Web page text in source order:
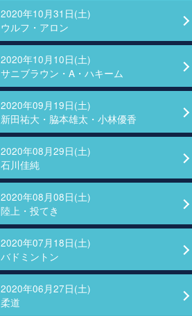
2020年10月31日(土)
ウルフ・アロン
2020年10月10日(土)
サニブラウン・A・ハキーム
2020年09月19日(土)
新田祐大・脇本雄太・小林優香
2020年08月29日(土)
石川佳純
2020年08月08日(土)
陸上・投てき
2020年07月18日(土)
バドミントン
2020年06月27日(土)
柔道